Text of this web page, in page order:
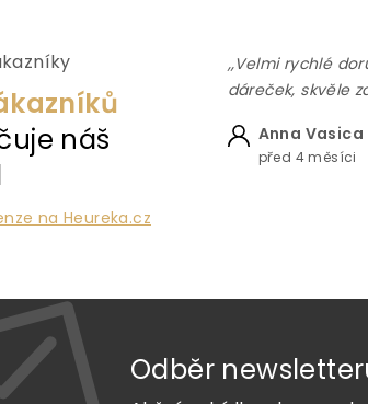
náš
na Heureka.cz
,,Velmi rychlé
dáreček, skvěle
Anna Vasica
před 4 měsíci
Odběr